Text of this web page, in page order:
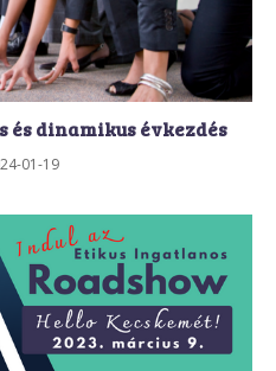
és dinamikus évkezdés
01-19